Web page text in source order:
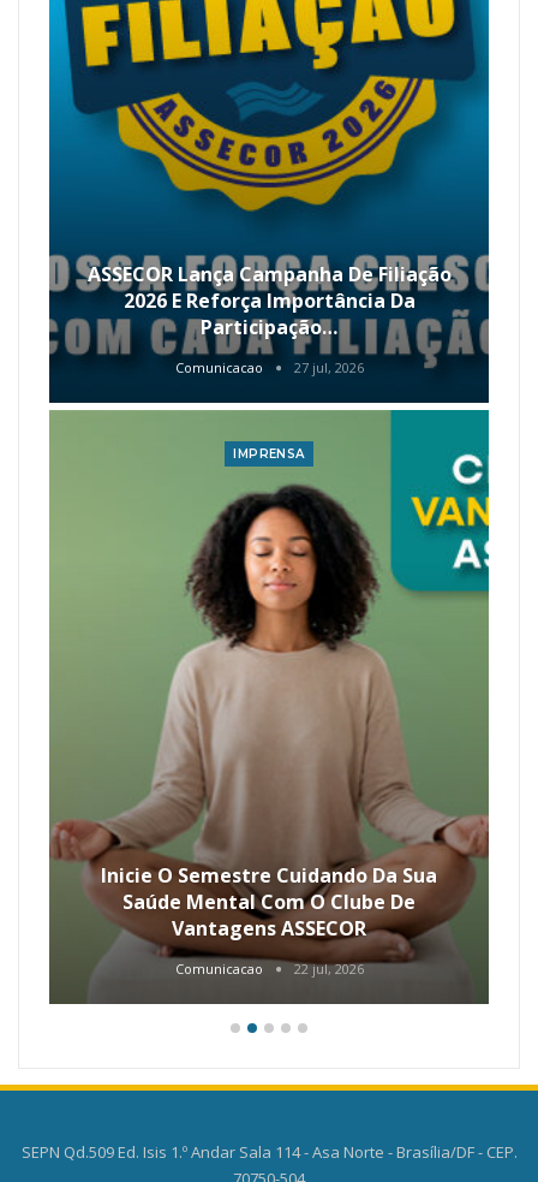
ASSECOR Lança Campanha De Filiação
2026 E Reforça Importância Da
Participação…
Comunicacao 27 jul, 2026
IMPRENSA
Inicie O Semestre Cuidando Da Sua
Saúde Mental Com O Clube De
Vantagens ASSECOR
Comunicacao 22 jul, 2026
SEPN Qd.509 Ed. Isis 1.º Andar Sala 114 - Asa Norte - Brasília/DF - CEP.